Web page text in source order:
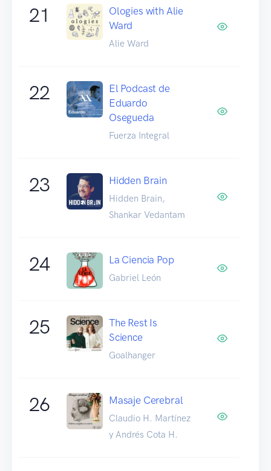
21
Ologies with Alie
Ward
Alie Ward
22
El Podcast de
Eduardo
Osegueda
Fuerza Integral
23 Hidden Brain
Hidden Brain,
Shankar Vedantam
24 La Ciencia Pop
Gabriel León
25
The Rest Is
Science
Goalhanger
26 Masaje Cerebral
Claudio H. Martínez
y Andrés Cota H.